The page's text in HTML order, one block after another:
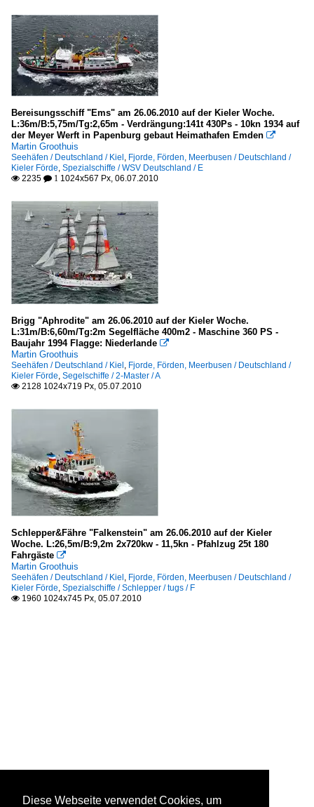
Bereisungsschiff "Ems" am 26.06.2010 auf der Kieler Woche.
L:36m/B:5,75m/Tg:2,65m - Verdrängung:141t 430Ps - 10kn 1934 auf
der Meyer Werft in Papenburg gebaut Heimathafen Emden 
Martin Groothuis
Seehäfen / Deutschland / Kiel Fjorde, Förden, Meerbusen / Deutschland /
Kieler Förde Spezialschiffe / WSV Deutschland / E
 2235  1 1024x567 Px, 06.07.2010
Brigg "Aphrodite" am 26.06.2010 auf der Kieler Woche.
L:31m/B:6,60m/Tg:2m Segelfläche 400m2 - Maschine 360 PS -
Baujahr 1994 Flagge: Niederlande 
Martin Groothuis
Seehäfen / Deutschland / Kiel Fjorde, Förden, Meerbusen / Deutschland /
Kieler Förde Segelschiffe / 2-Master / A
 2128 1024x719 Px, 05.07.2010
Schlepper&Fähre "Falkenstein" am 26.06.2010 auf der Kieler
Woche. L:26,5m/B:9,2m 2x720kw - 11,5kn - Pfahlzug 25t 180
Fahrgäste 
Martin Groothuis
Seehäfen / Deutschland / Kiel Fjorde, Förden, Meerbusen / Deutschland /
Kieler Förde Spezialschiffe / Schlepper / tugs / F
 1960 1024x745 Px, 05.07.2010
Diese Webseite verwendet Cookies, um